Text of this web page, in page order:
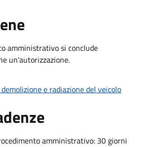
amministrativo si conclude
un'autorizzazione.
e radiazione del veicolo
amministrativo: 30 giorni